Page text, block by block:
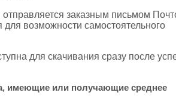
отправляется заказным письмом
возможности самостоятельного
для скачивания сразу после
имеющие или получающие среднее